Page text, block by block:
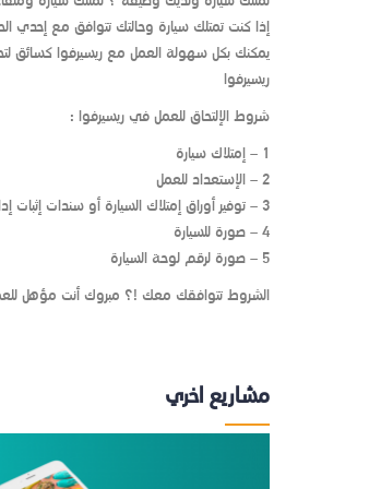
إذا كنت تمتلك سيارة وحالتك تتوافق مع إحدي
يمكنك بكل سهولة العمل مع ريسيرفوا كسائق
ريسيرفوا
شروط الإلتحاق للعمل في ريسيرفوا :
1 – إمتلاك سيارة
2 – الإستعداد للعمل
3 – توفير أوراق إمتلاك السيارة أو سندات إثبات إداراتها
4 – صورة للسيارة
5 – صورة لرقم لوحة السيارة
الشروط تتوافقك معك !؟ مبروك أنت مؤهل
مشاريع اخري